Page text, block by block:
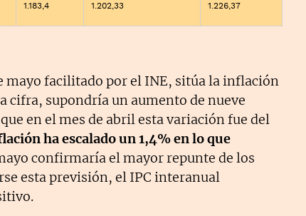
1.183,4 1.202,33 1.226,37
mayo facilitado por el INE, sitúa la inflación
cifra, supondría un aumento de nueve
en el mes de abril esta variación fue del
ha escalado un 1,4% en lo que
confirmaría el mayor repunte de los
esta previsión, el IPC interanual